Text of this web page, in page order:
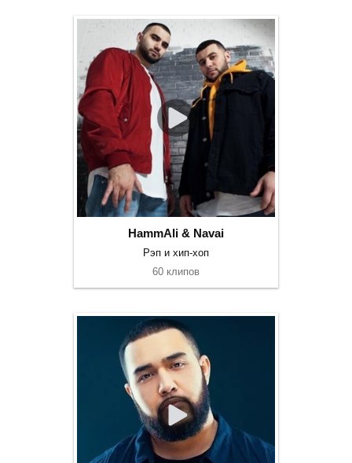
HammAli & Navai
Рэп и хип-хоп
60 клипов